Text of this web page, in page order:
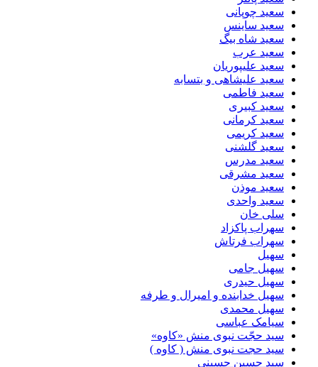
سعید چوپانی
سعید ساینس
سعید شاه بیگ
سعید عرب
سعید علیپوریان
سعید علیشاهی و بتسابه
سعید فاطمی
سعید کبیری
سعید کرمانی
سعید کریمی
سعید گلشنی
سعید مدرس
سعید مشرقی
سعید موذن
سعید واحدی
سلی خان
سهراب پاکزاد
سهراب فرتاش
سهیل
سهیل جامی
سهیل حیدری
سهیل خدابنده و امیرال و طرفه
سهیل محمدی
سیامک عباسی
سید حجّت نبوی منش «کاوه»
سید حجت نبوی منش ( کاوه )
سید حسین حسینى